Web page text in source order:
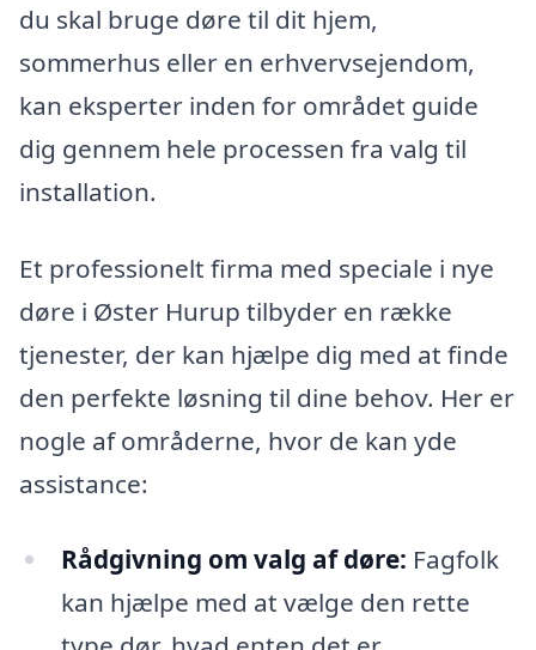
du skal bruge døre til dit hjem,
sommerhus eller en erhvervsejendom,
kan eksperter inden for området guide
dig gennem hele processen fra valg til
installation.
Et professionelt firma med speciale i nye
døre i Øster Hurup tilbyder en række
tjenester, der kan hjælpe dig med at finde
den perfekte løsning til dine behov. Her er
nogle af områderne, hvor de kan yde
assistance:
Rådgivning om valg af døre: Fagfolk
kan hjælpe med at vælge den rette